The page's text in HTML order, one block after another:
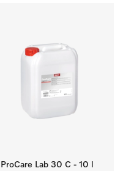
ProCare Lab 30 C - 10 l